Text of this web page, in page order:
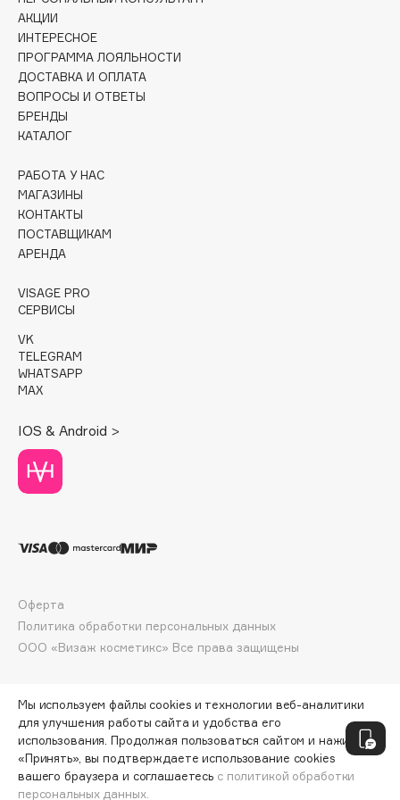
Collagenina
Consly
Corimo
CosRX
Cottolina
Crescina
D
d'Alba
DABO
DARLING*
Darphin
Davines
Dessange
Dior
Divage
Dolomit
Dr. Vranjes Firenze
DSD de Luxe
Dyson
АКЦИИ
ИНТЕРЕСНОЕ
ПРОГРАММА ЛОЯЛЬНОСТИ
ДОСТАВКА И ОПЛАТА
ВОПРОСЫ И ОТВЕТЫ
БРЕНДЫ
КАТАЛОГ
РАБОТА У НАС
МАГАЗИНЫ
КОНТАКТЫ
ПОСТАВЩИКАМ
АРЕНДА
VISAGE PRO
СЕРВИСЫ
VK
TELEGRAM
WHATSAPP
MAX
IOS & Android >
ООО «Визаж косметикс» Все права защищены
Оферта
Политика обработки персональных данных
Мы используем файлы cookies и технологии веб-аналитики
для улучшения работы сайта и удобства его
использования. Продолжая пользоваться сайтом и нажимая
«Принять», вы подтверждаете использование cookies
вашего браузера и соглашаетесь с политикой обработки
персональных данных.